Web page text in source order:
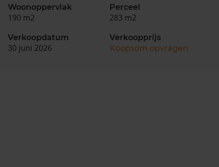
Woonoppervlak
190 m2
Perceel
283 m2
Verkoopdatum
30 juni 2026
Verkoopprijs
Koopsom opvragen